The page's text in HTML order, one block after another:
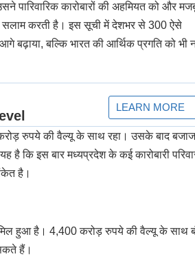
पारिवारिक कारोबारों की अहमियत को और
सलाम करती है। इस सूची में देशभर से 300 ऐसे
बढ़ाया, बल्कि भारत की आर्थिक प्रगति को भी
रुपये की वैल्यू के साथ रहा। उसके बाद
है कि इस बार मध्यप्रदेश के कई कारोबारी
है।
हुआ है। 4,400 करोड़ रुपये की वैल्यू के साथ
हैं।